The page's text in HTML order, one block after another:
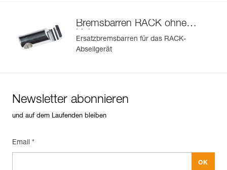
Bremsbarren RACK ohne
Haken
Ersatzbremsbarren für das RACK-
Abseilgerät
Newsletter abonnieren
und auf dem Laufenden bleiben
Email *